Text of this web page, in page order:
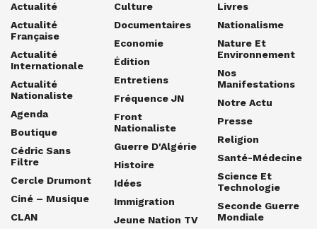
Actualité
Actualité
Française
Actualité
Internationale
Actualité
Nationaliste
Agenda
Boutique
Cédric Sans
Filtre
Cercle Drumont
Ciné – Musique
CLAN
Culture
Documentaires
Economie
Édition
Entretiens
Fréquence JN
Front
Nationaliste
Guerre D'Algérie
Histoire
Idées
Immigration
Jeune Nation TV
Livres
Nationalisme
Nature Et
Environnement
Nos
Manifestations
Notre Actu
Presse
Religion
Santé-Médecine
Science Et
Technologie
Seconde Guerre
Mondiale